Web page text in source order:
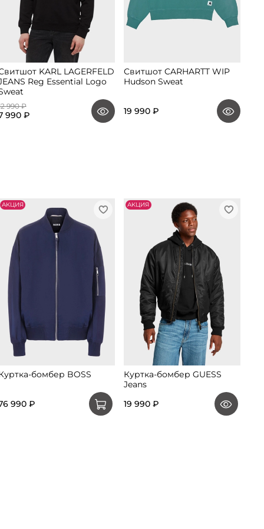
KARL LAGERFELD
Reg Essential Logo
990 ₽
990 ₽
Свитшот CARHARTT WIP
Hudson Sweat
19 990 ₽
АKЦИЯ
бомбер BOSS
990 ₽
АKЦИЯ
Куртка-бомбер GUESS
Jeans
19 990 ₽